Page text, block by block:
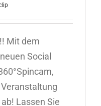
Mit dem
Social
Lassen Sie